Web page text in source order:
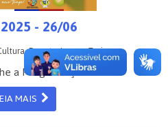
- 26/06
Esporte, Lazer e Turismo
a Programação!
MAIS